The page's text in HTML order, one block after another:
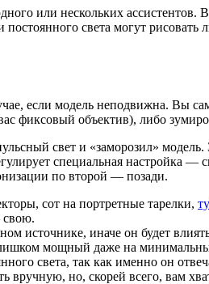
или нескольких
света могут
если модель неподвижна. Вы
фиксовый объектив), либо
свет и «заморозил»
специальная настройка
по второй — позади.
сот на портретные тарелки,
свою.
иначе он будет влиять
мощный даже на
света, так как именно он
но, скорей всего, вам